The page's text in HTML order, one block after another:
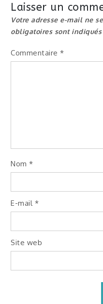
l’article
Laisser un
Votre adresse e-mail ne
obligatoires sont indiqués
Commentaire*
Nom*
E-mail *
Site web